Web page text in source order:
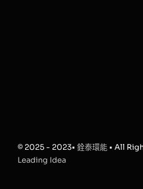
© 2025 - 2023• 銓泰環能• All
Leading Idea